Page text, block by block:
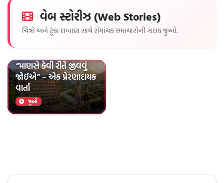
વેબ સ્ટોરીઝ (Web Stories)
ચિત્રો અને ટૂંકા લખાણ સાથે રોમાંચક સમાચારોની ઝલક જુઓ.
“માણસે કેવી રીતે જીવવું
જોઈએ” – એક પ્રેરણાદાયક
વાર્તા
જુઓ